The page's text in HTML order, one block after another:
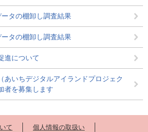
タの棚卸し調査結果
タの棚卸し調査結果
進について
あいちデジタルアイランドプロジェク
者を募集します
て
個人情報の取扱い